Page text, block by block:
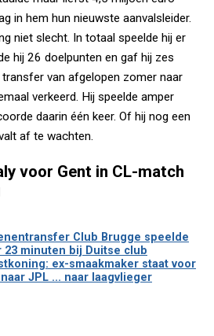
in hem hun nieuwste aanvalsleider.
niet slecht. In totaal speelde hij er
hij 26 doelpunten en gaf hij zes
van afgelopen zomer naar
verkeerd. Hij speelde amper
daarin één keer. Of hij nog een
af te wachten.
voor Gent in CL-match
Club Brugge speelde
23 minuten bij Duitse club
ex-smaakmaker staat voor
JPL ... naar laagvlieger